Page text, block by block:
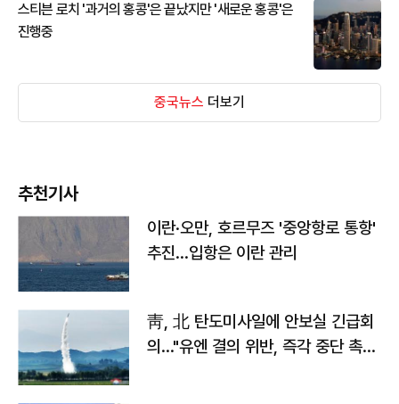
스티븐 로치 '과거의 홍콩'은 끝났지만 '새로운 홍콩'은
진행중
중국뉴스 더보기
추천기사
이란·오만, 호르무즈 '중앙항로 통항'
추진…입항은 이란 관리
靑, 北 탄도미사일에 안보실 긴급회
의…"유엔 결의 위반, 즉각 중단 촉